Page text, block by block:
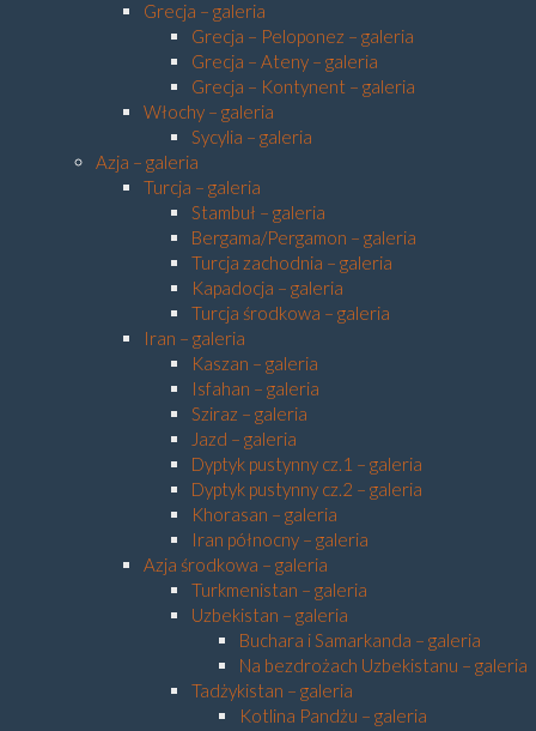
Grecja – galeria
Grecja – Peloponez – galeria
Grecja – Ateny – galeria
Grecja – Kontynent – galeria
Włochy – galeria
Sycylia – galeria
Azja – galeria
Turcja – galeria
Stambuł – galeria
Bergama/Pergamon – galeria
Turcja zachodnia – galeria
Kapadocja – galeria
Turcja środkowa – galeria
Iran – galeria
Kaszan – galeria
Isfahan – galeria
Sziraz – galeria
Jazd – galeria
Dyptyk pustynny cz.1 – galeria
Dyptyk pustynny cz.2 – galeria
Khorasan – galeria
Iran północny – galeria
Azja środkowa – galeria
Turkmenistan – galeria
Uzbekistan – galeria
Buchara i Samarkanda – galeria
Na bezdrożach Uzbekistanu – galeria
Tadżykistan – galeria
Kotlina Pandżu – galeria